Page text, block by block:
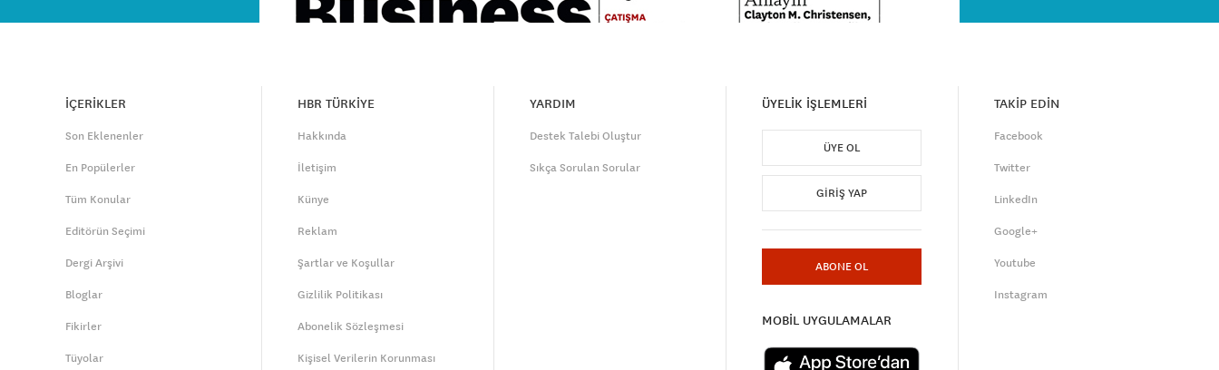
İÇERİKLER
Son Eklenenler
En Popülerler
Tüm Konular
Editörün Seçimi
Dergi Arşivi
Bloglar
Fikirler
Tüyolar
HBR TÜRKİYE
Hakkında
İletişim
Künye
Reklam
Şartlar ve Koşullar
Gizlilik Politikası
Abonelik Sözleşmesi
Kişisel Verilerin Korunması
YARDIM
Destek Talebi Oluştur
Sıkça Sorulan Sorular
ÜYELİK İŞLEMLERİ
ÜYE OL
GIRIŞ YAP
ABONE OL
MOBİL UYGULAMALAR
TAKİP EDİN
Facebook
Twitter
LinkedIn
Google+
Youtube
Instagram